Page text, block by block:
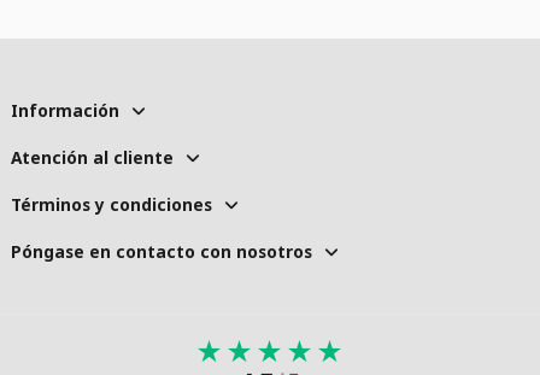
Información
Atención al cliente
Términos y condiciones
Póngase en contacto con nosotros
★ ★ ★ ★ ★